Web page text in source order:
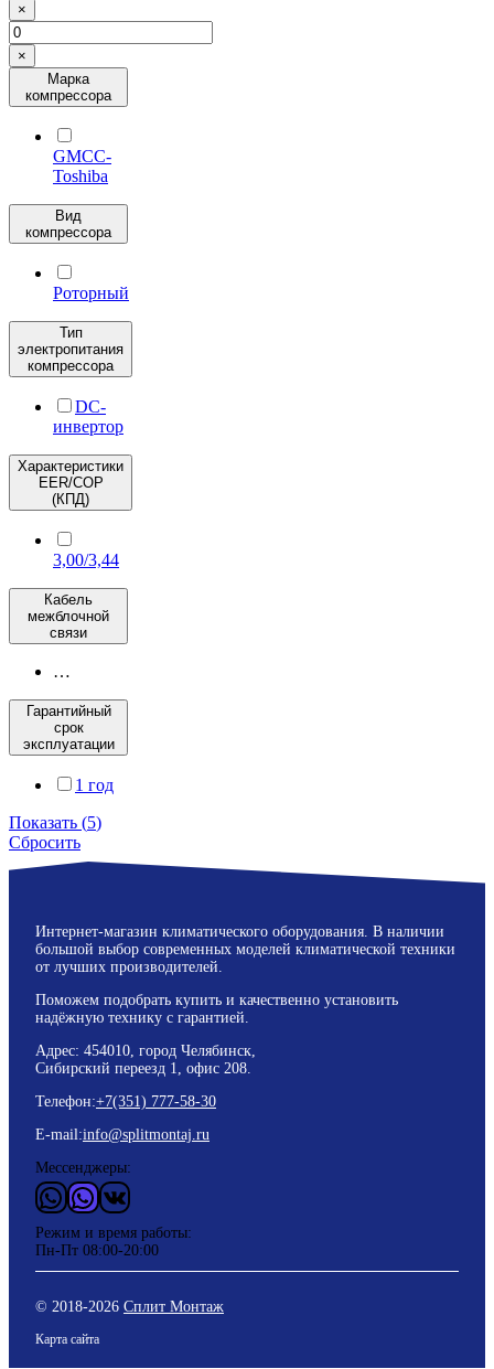
×
×
Марка
компрессора
GMCC-
Toshiba
Вид
компрессора
Роторный
Тип
электропитания
компрессора
DC-
инвертор
Характеристики
EER/COP
(КПД)
3,00/3,44
Кабель
межблочной
связи
…
Гарантийный
срок
эксплуатации
1 год
Показать (5)
Сбросить
Интернет-магазин климатического оборудования. В наличии
большой выбор современных моделей климатической техники
от лучших производителей.
Поможем подобрать купить и качественно установить
надёжную технику с гарантией.
Адрес: 454010, город Челябинск,
Сибирский переезд 1, офис 208.
Телефон:+7(351) 777-58-30
E-mail:info@splitmontaj.ru
Мессенджеры:
WhatsApp
ViderВКонтакте
Режим и время работы:
Пн-Пт 08:00-20:00
© 2018-2026 Сплит Монтаж
Карта сайта